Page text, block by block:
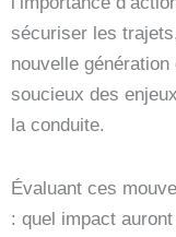
sécuriser les
nouvelle
soucieux des
la conduite.
Évaluant ces
: quel impact